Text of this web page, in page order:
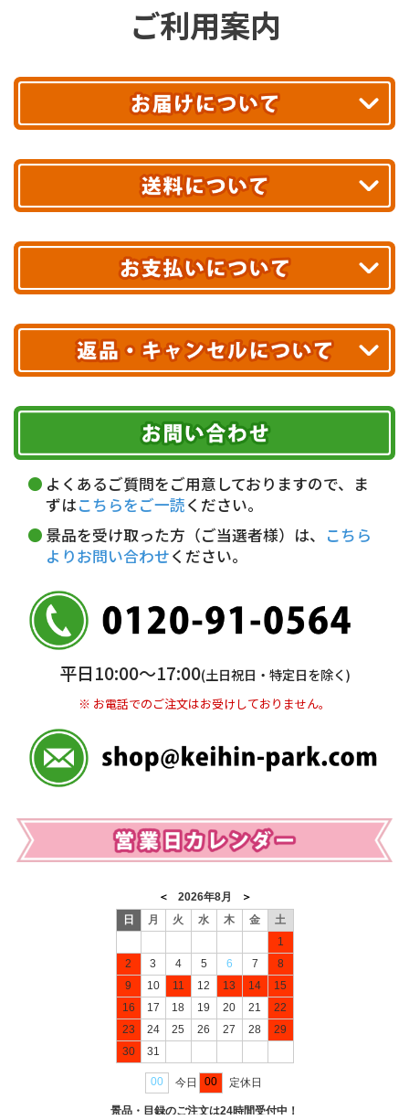
ご利用案内
最短翌日お届け!
あす着エリアが対象です。
エリアやお届け日の確認はこちら▶
※ 配送業者による配送遅延が生じる可能性がございます。
※ 沖縄・離島はお届けできません。
送料無料!
10,000円未満 全国一律1,100円(税込)
配送業者
ヤマト運輸
お届け可能時間帯
午前中 14～16時
16～18時
18～20時
19～21時 指定なし
クレジットカード
代金引換(現金のみ)
5,000円未満…330円(税込)
銀行振込(前払い)
普通 7263489
＜口座名＞ カ）ディースタイル
※ 振込み手数料お客様ご負担。
期限を含むルール（条件）や、お客様にご負担い
ただく費用がございます。
詳しくはこちら▶
よくあるご質問をご用意しておりますので、ま
ずはこちらをご一読ください。
景品を受け取った方（ご当選者様）は、
こちら
よりお問い合わせください。
平日10:00〜17:00(土日祝日・特定日を除く)
※ お電話でのご注文はお受けしておりません。